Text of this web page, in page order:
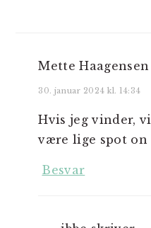
Mette Haagensen
30. januar 2024 kl. 14:34
Hvis jeg vinder,
være lige spot on
Besvar